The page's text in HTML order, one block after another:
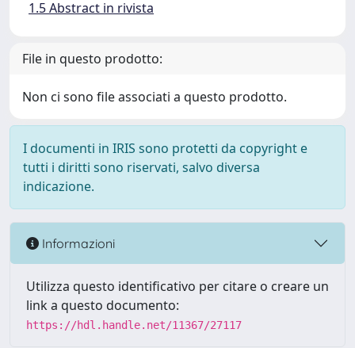
1.5 Abstract in rivista
File in questo prodotto:
Non ci sono file associati a questo prodotto.
I documenti in IRIS sono protetti da copyright e
tutti i diritti sono riservati, salvo diversa
indicazione.
Informazioni
Utilizza questo identificativo per citare o creare un
link a questo documento:
https://hdl.handle.net/11367/27117